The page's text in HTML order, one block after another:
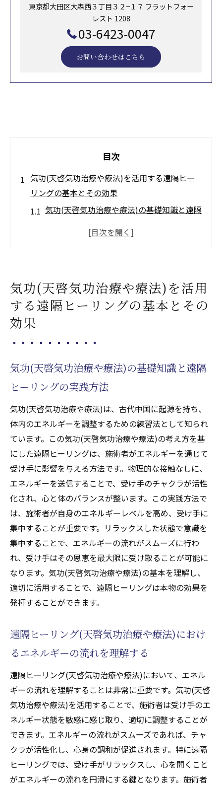
東京都大田区大森西３丁目３２−１７ フラットフォー
レスト 1208
03-6423-0047
お問い合わせはこちら
目次
気功(天啓気功治療や療法)を活用する遠隔ヒー
リングの基本とその効果
気功(天啓気功治療や療法)の基礎知識と遠隔
遠隔ヒーリング(天啓気功治療や療法)におけ
ング(天啓気功治療や療法)の効果を最大化す
るコツ
リング(天啓気功治療や療法)の歴史とその進
らす精神的安定と心の平穏
心と体を調和させる気功(天啓気功治療や療法)
による遠隔ヒーリングの実践
気功(天啓気功治療や療法)を通じて得られる
心身の調和とは
遠隔ヒーリング(天啓気功治療や療法)で心の
バランスを整える
気功(天啓気功治療や療法)の技術を高めるた
めの実践法
遠隔ヒーリング(天啓気功治療や療法)のセッ
ション準備と心構え
心身の調和を促進するための気功(天啓気功
治療や療法)エクササイズ
や療法)による変化
気功(天啓気功治療や療法)でチャクラを覚醒さ
チャクラシステムの基礎知識とその働き
気功(天啓気功治療や療法)を用いたチャクラ
のバランスの取り方
遠隔ヒーリング(天啓気功治療や療法)でチャ
クラを活性化する具体的方法
気功(天啓気功治療や療法)とチャクラ覚醒の
深い関係性を探る
気功(天啓気功治療や療法)を活用
する遠隔ヒーリングの基本とその
効果
気功(天啓気功治療や療法)の基礎知識と遠隔
ヒーリングの実践方法
気功(天啓気功治療や療法)は、古代中国に起源を持ち、
体内のエネルギーを調整するための練習法として知られ
ています。この気功(天啓気功治療や療法)の考え方を基
にした遠隔ヒーリングは、施術者がエネルギーを通じて
受け手に影響を与える方法です。物理的な接触なしに、
エネルギーを送信することで、受け手のチャクラが活性
化され、心と体のバランスが整います。この実践方法で
は、施術者が自身のエネルギーレベルを高め、受け手に
集中することが重要です。リラックスした状態で意識を
集中することで、エネルギーの流れがスムーズに行わ
れ、受け手はその恩恵を最大限に受け取ることが可能に
なります。気功(天啓気功治療や療法)の基本を理解し、
適切に活用することで、遠隔ヒーリングは本物の効果を
発揮することができます。
遠隔ヒーリング(天啓気功治療や療法)におけ
るエネルギーの流れを理解する
遠隔ヒーリング(天啓気功治療や療法)において、エネル
ギーの流れを理解することは非常に重要です。気功(天啓
気功治療や療法)を活用することで、施術者は受け手のエ
ネルギー状態を敏感に感じ取り、適切に調整することが
できます。エネルギーの流れがスムーズであれば、チャ
クラが活性化し、心身の調和が促進されます。特に遠隔
ヒーリングでは、受け手がリラックスし、心を開くこと
がエネルギーの流れを円滑にする鍵となります。施術者